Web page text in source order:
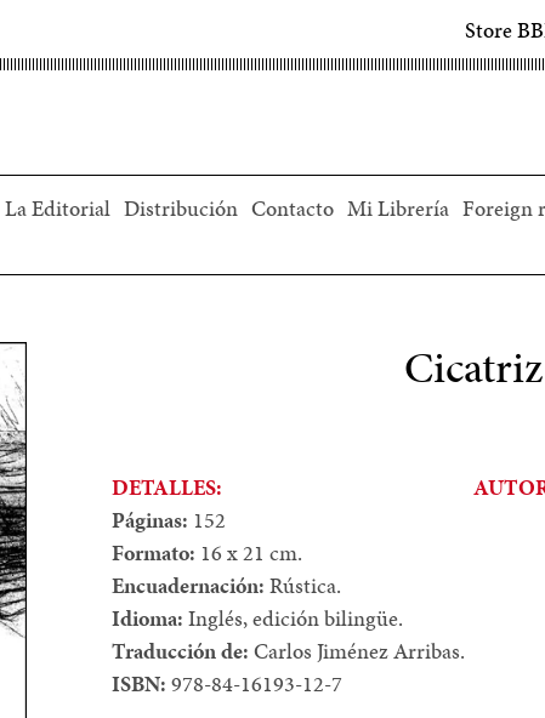
Store
La Editorial Distribución Contacto Mi Librería Foreign
Cicatriz
DETALLES:
Páginas: 152
Formato: 16 x 21 cm.
Encuadernación:Rústica.
Idioma:Inglés, edición bilingüe.
Traducción de:Carlos Jiménez Arribas.
ISBN:978-84-16193-12-7